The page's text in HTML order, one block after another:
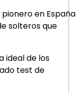
en España
solteros que
ideal de los
test de